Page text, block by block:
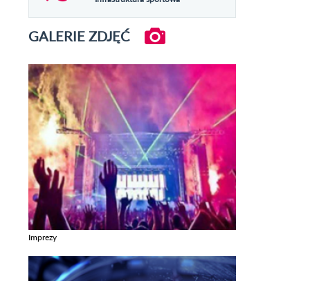
GALERIE ZDJĘĆ
Imprezy